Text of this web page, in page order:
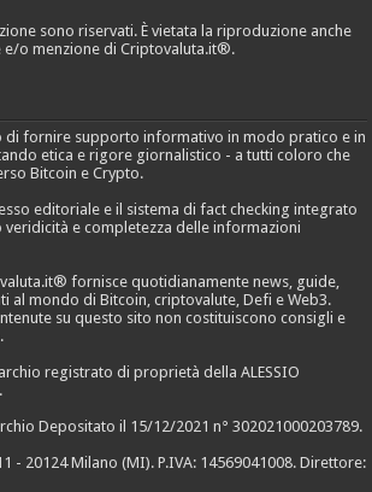
sono riservati. È vietata la riproduzione anche
e/o menzione di Criptovaluta.it®.
di fornire supporto informativo in modo pratico e in
etica e rigore giornalistico - a tutti coloro che
Bitcoin e Crypto.
editoriale e il sistema di fact checking integrato
veridicità e completezza delle informazioni
fornisce quotidianamente news, guide,
al mondo di Bitcoin, criptovalute, Defi e Web3.
su questo sito non costituiscono consigli e
registrato di proprietà della ALESSIO
Depositato il 15/12/2021 n° 302021000203789.
- 20124 Milano (MI). P.IVA: 14569041008. Direttore: